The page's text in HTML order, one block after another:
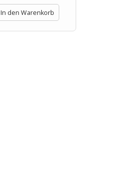
In den Warenkorb